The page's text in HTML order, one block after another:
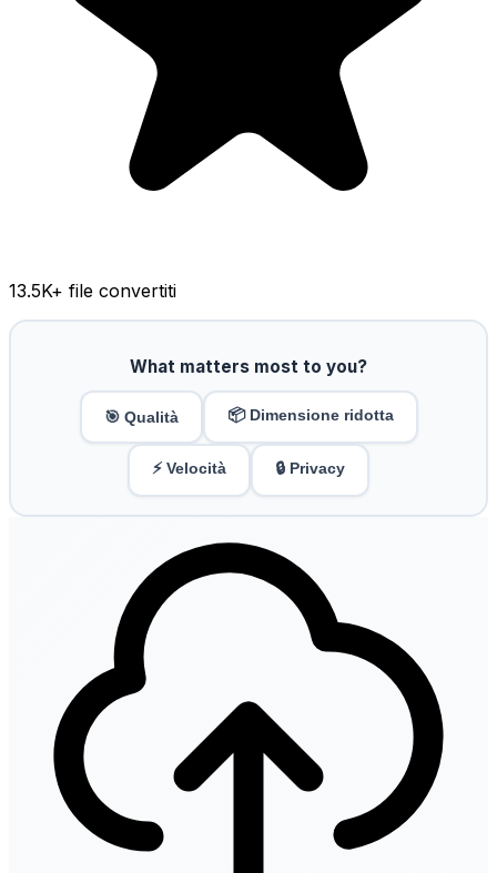
13.5K+ file convertiti
What matters most to you?
🎯 Qualità 📦 Dimensione ridotta
⚡ Velocità 🔒 Privacy